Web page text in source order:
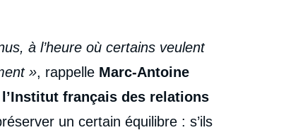
à l’heure où certains veulent
», rappelle Marc-Antoine
français des relations
un certain équilibre : s’ils